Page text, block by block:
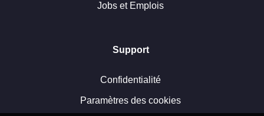
Jobs et Emplois
Support
Confidentialité
Paramètres des cookies